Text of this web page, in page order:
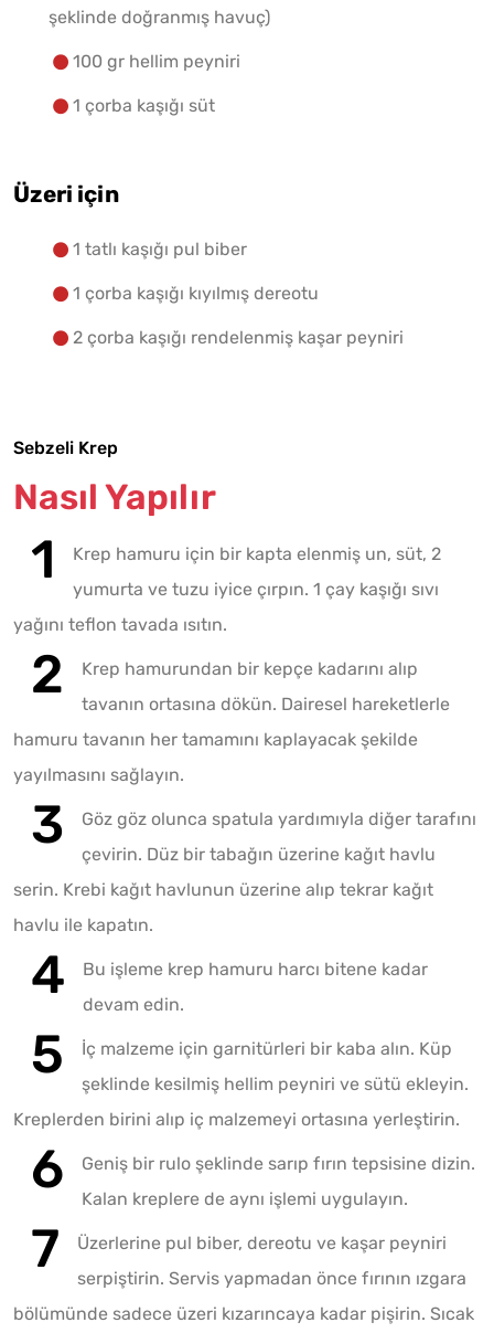
şeklinde doğranmış havuç)
100 gr hellim peyniri
1 çorba kaşığı süt
Üzeri için
1 tatlı kaşığı pul biber
1 çorba kaşığı kıyılmış dereotu
2 çorba kaşığı rendelenmiş kaşar peyniri
Sebzeli Krep
Nasıl Yapılır
Krep hamuru için bir kapta elenmiş un, süt, 2
yumurta ve tuzu iyice çırpın. 1 çay kaşığı sıvı
yağını teflon tavada ısıtın.
Krep hamurundan bir kepçe kadarını alıp
tavanın ortasına dökün. Dairesel hareketlerle
hamuru tavanın her tamamını kaplayacak şekilde
yayılmasını sağlayın.
Göz göz olunca spatula yardımıyla diğer tarafını
çevirin. Düz bir tabağın üzerine kağıt havlu
serin. Krebi kağıt havlunun üzerine alıp tekrar kağıt
havlu ile kapatın.
Bu işleme krep hamuru harcı bitene kadar
devam edin.
İç malzeme için garnitürleri bir kaba alın. Küp
şeklinde kesilmiş hellim peyniri ve sütü ekleyin.
Kreplerden birini alıp iç malzemeyi ortasına yerleştirin.
Geniş bir rulo şeklinde sarıp fırın tepsisine dizin.
Kalan kreplere de aynı işlemi uygulayın.
Üzerlerine pul biber, dereotu ve kaşar peyniri
serpiştirin. Servis yapmadan önce fırının ızgara
bölümünde sadece üzeri kızarıncaya kadar pişirin. Sıcak